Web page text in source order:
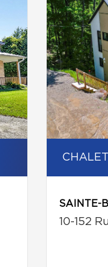
CHALET
SAINTE-
10-152